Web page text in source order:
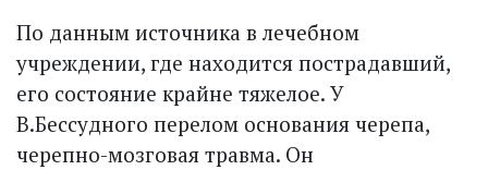
По данным источника в лечебном
учреждении, где находится пострадавший,
его состояние крайне тяжелое. У
В.Бессудного перелом основания черепа,
черепно-мозговая травма. Он